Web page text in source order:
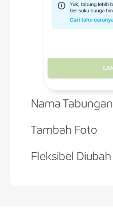
Nama Tabungan
Tambah Foto
Fleksibel Diubah